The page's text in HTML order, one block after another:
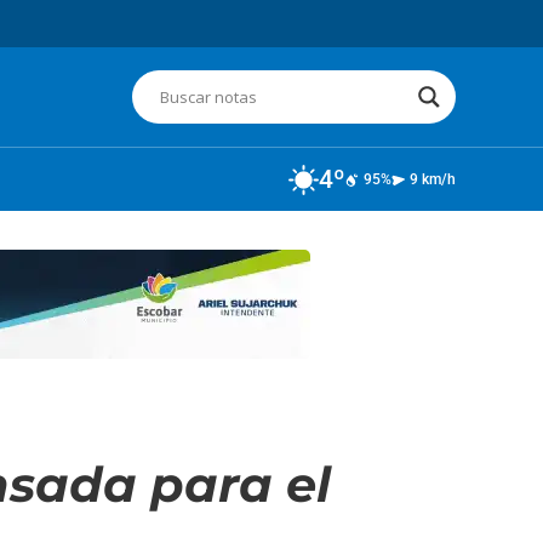
4º 95% 9 km/h
para el